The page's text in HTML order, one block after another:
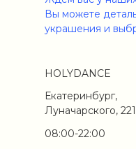
Екатеринбург,
Луначарского, 221
HOLYDANCE
08:00-22:00
Вы можете
украшения и